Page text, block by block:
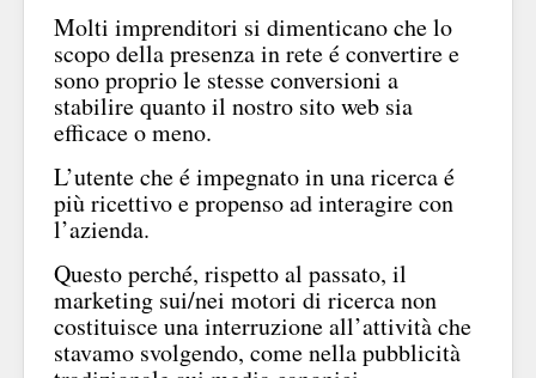
Molti imprenditori si dimenticano che lo
scopo della presenza in rete é convertire e
sono proprio le stesse conversioni a
stabilire quanto il nostro sito web sia
efficace o meno.
L’utente che é impegnato in una ricerca é
più ricettivo e propenso ad interagire con
l’azienda.
Questo perché, rispetto al passato, il
marketing sui/nei motori di ricerca non
costituisce una interruzione all’attività che
stavamo svolgendo, come nella pubblicità